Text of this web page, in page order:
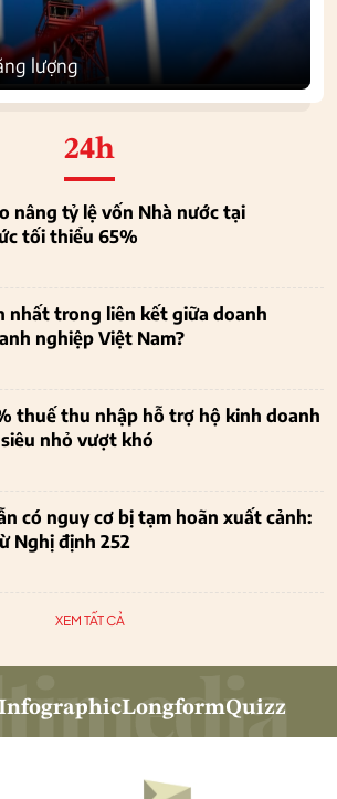
lượng
24h
nâng tỷ lệ vốn Nhà nước tại
tối thiểu 65%
nhất trong liên kết giữa doanh
nghiệp Việt Nam?
thuế thu nhập hỗ trợ hộ kinh doanh
nhỏ vượt khó
có nguy cơ bị tạm hoãn xuất cảnh:
Nghị định 252
XEM TẤT CẢ
LongformQuizz